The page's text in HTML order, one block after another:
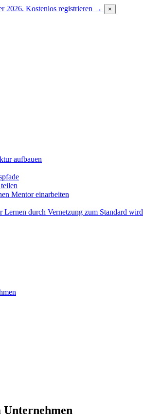
2026. Kostenlos registrieren → ×
aufbauen
Mentor einarbeiten
Lernen durch Vernetzung zum Standard wird
Unternehmen